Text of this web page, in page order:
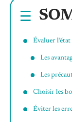
Évaluer
Les
Les
Choisir les
Éviter les